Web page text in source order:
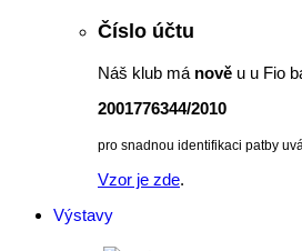
Číslo účtu
Náš klub má nově u u Fio
2001776344/2010
pro snadnou identifikaci patby
Vzor je zde.
Výstavy